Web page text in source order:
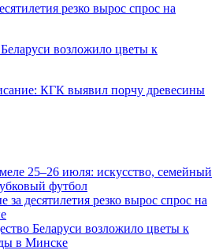
резко вырос спрос на
возложило цветы к
КГК выявил порчу древесины
25–26 июля: искусство, семейный
футбол
десятилетия резко вырос спрос на
Беларуси возложило цветы к
в Минске